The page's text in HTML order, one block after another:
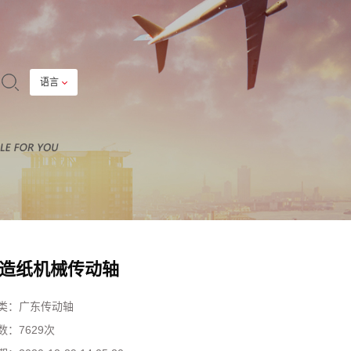
语言
纸机械传动轴
： 广东传动轴
：7629次